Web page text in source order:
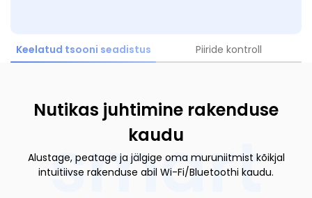
Keelatud tsooni seadistus Piiride kontroll
smart
Nutikas juhtimine rakenduse
kaudu
Alustage, peatage ja jälgige oma muruniitmist kõikjal
intuitiivse rakenduse abil Wi-Fi/Bluetoothi kaudu.